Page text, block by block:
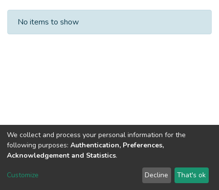
Recent Submissions
No items to show
DSpace software copyright © 2002-2026 LYRASIS
Send Feedback
We collect and process your personal information for the
following purposes: Authentication, Preferences,
Acknowledgement and Statistics.
Customize Decline That's ok